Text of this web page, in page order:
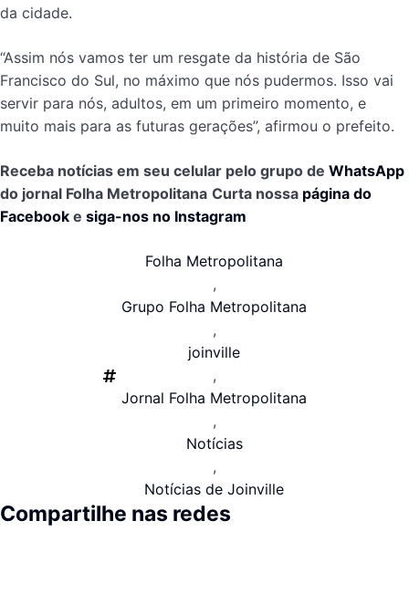
da cidade.
“Assim nós vamos ter um resgate da história de São
Francisco do Sul, no máximo que nós pudermos. Isso vai
servir para nós, adultos, em um primeiro momento, e
muito mais para as futuras gerações”, afirmou o prefeito.
Receba notícias em seu celular pelo grupo de WhatsApp
do jornal Folha Metropolitana Curta nossa página do
Facebook e siga-nos no Instagram
Folha Metropolitana
,
Grupo Folha Metropolitana
,
joinville
,
Jornal Folha Metropolitana
,
Notícias
,
Notícias de Joinville
Compartilhe nas redes